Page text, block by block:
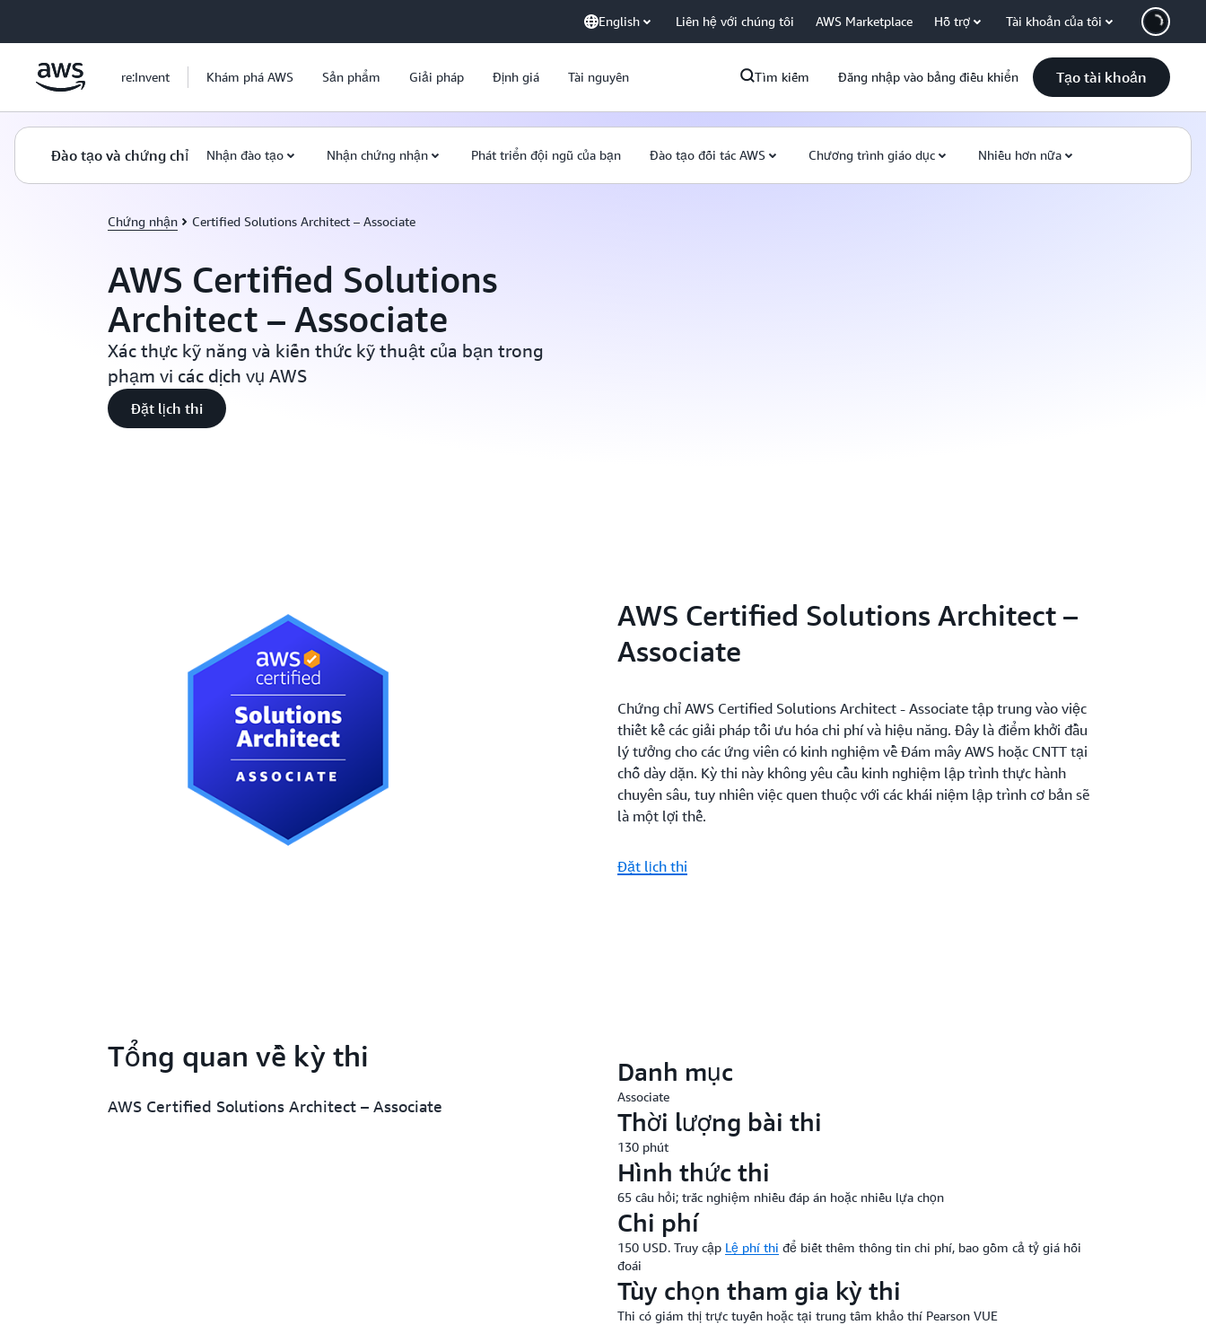
English Liên hệ với chúng tôi AWS Marketplace Hỗ trợ Tài khoản của tôi
re:Invent Khám phá AWS Sản phẩm Giải pháp Định giá Tài nguyên Tìm kiếm Đăng nhập vào bảng điều khiển Tạo tài khoản
Đào tạo và chứng chỉ Nhận đào tạo Nhận chứng nhận Phát triển đội ngũ của bạn Đào tạo đối tác AWS Chương trình giáo dục Nhiều hơn nữa
Chứng nhận Certified Solutions Architect – Associate
AWS Certified Solutions
Architect – Associate
Xác thực kỹ năng và kiến thức kỹ thuật của bạn trong
phạm vi các dịch vụ AWS
Đặt lịch thi
AWS Certified Solutions Architect –
Associate
Chứng chỉ AWS Certified Solutions Architect - Associate tập trung vào việc
thiết kế các giải pháp tối ưu hóa chi phí và hiệu năng. Đây là điểm khởi đầu
lý tưởng cho các ứng viên có kinh nghiệm về Đám mây AWS hoặc CNTT tại
chỗ dày dặn. Kỳ thi này không yêu cầu kinh nghiệm lập trình thực hành
chuyên sâu, tuy nhiên việc quen thuộc với các khái niệm lập trình cơ bản sẽ
là một lợi thế.
Đặt lịch thi
Tổng quan về kỳ thi
AWS Certified Solutions Architect – Associate
Danh mục
Associate
Thời lượng bài thi
130 phút
Hình thức thi
65 câu hỏi; trắc nghiệm nhiều đáp án hoặc nhiều lựa chọn
Chi phí
150 USD. Truy cập Lệ phí thi để biết thêm thông tin chi phí, bao gồm cả tỷ giá hối
đoái
Tùy chọn tham gia kỳ thi
Thi có giám thị trực tuyến hoặc tại trung tâm khảo thí Pearson VUE